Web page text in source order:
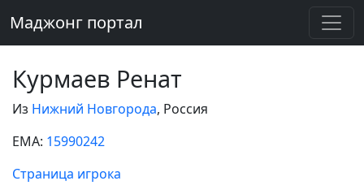
Маджонг портал
Курмаев Ренат
Из Нижний Новгорода, Россия
EMA: 15990242
Страница игрока